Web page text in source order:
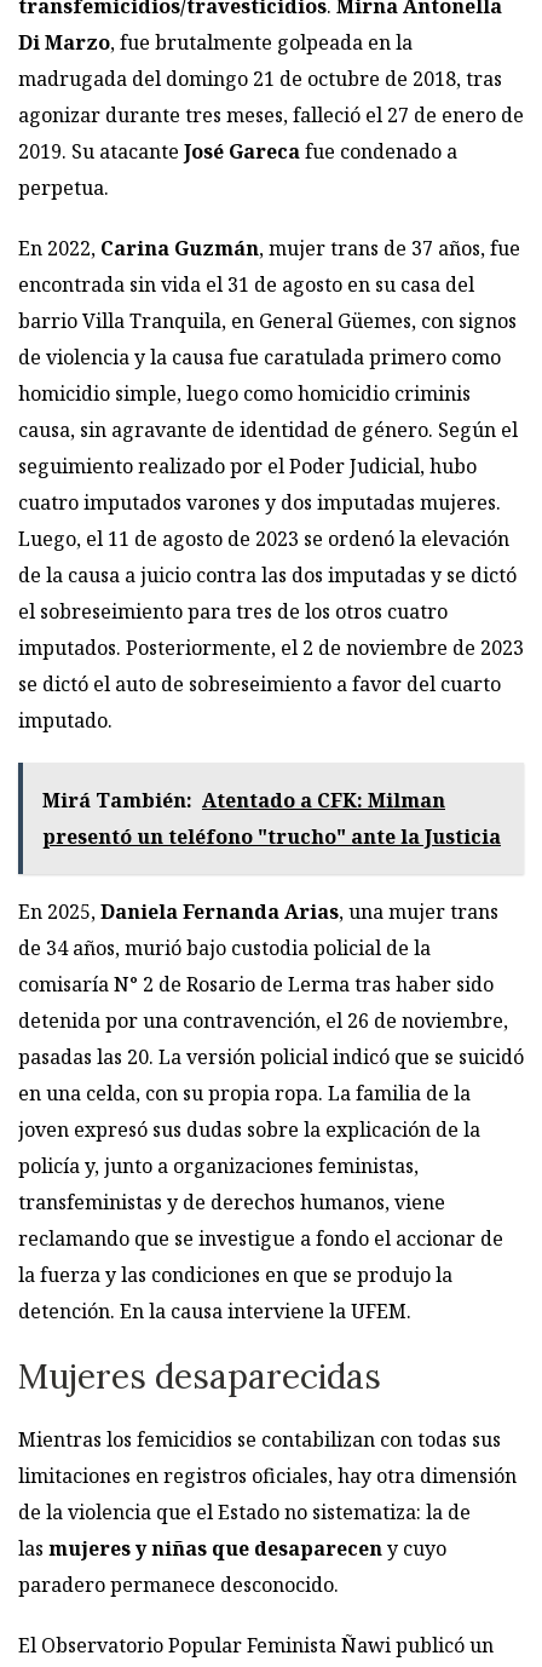
transfemicidios/travesticidios. Mirna Antonella
Di Marzo, fue brutalmente golpeada en la
madrugada del domingo 21 de octubre de 2018, tras
agonizar durante tres meses, falleció el 27 de enero de
2019. Su atacante José Garecafue condenado a
perpetua.
En 2022, Carina Guzmán, mujer trans de 37 años, fue
encontrada sin vida el 31 de agosto en su casa del
barrio Villa Tranquila, en General Güemes, con signos
de violencia y la causa fue caratulada primero como
homicidio simple, luego como homicidio criminis
causa, sin agravante de identidad de género. Según el
seguimiento realizado por el Poder Judicial, hubo
cuatro imputados varones y dos imputadas mujeres.
Luego, el 11 de agosto de 2023 se ordenó la elevación
de la causa a juicio contra las dos imputadas y se dictó
el sobreseimiento para tres de los otros cuatro
imputados. Posteriormente, el 2 de noviembre de 2023
se dictó el auto de sobreseimiento a favor del cuarto
imputado.
Mirá También: Atentado a CFK: Milman
presentó un teléfono "trucho" ante la Justicia
En 2025,Daniela Fernanda Arias, una mujer trans
de 34 años, murió bajo custodia policial de la
comisaría N° 2 de Rosario de Lerma tras haber sido
detenida por una contravención, el 26 de noviembre,
pasadas las 20. La versión policial indicó que se suicidó
en una celda, con su propia ropa. La familia de la
joven expresó sus dudas sobre la explicación de la
policía y, junto a organizaciones feministas,
transfeministas y de derechos humanos, viene
reclamando que se investigue a fondo el accionar de
la fuerza y las condiciones en que se produjo la
detención. En la causa interviene la UFEM.
Mujeres desaparecidas
Mientras los femicidios se contabilizan con todas sus
limitaciones en registros oficiales, hay otra dimensión
de la violencia que el Estado no sistematiza: la de
las mujeres y niñas que desapareceny cuyo
paradero permanece desconocido.
El Observatorio Popular Feminista Ñawi publicó un